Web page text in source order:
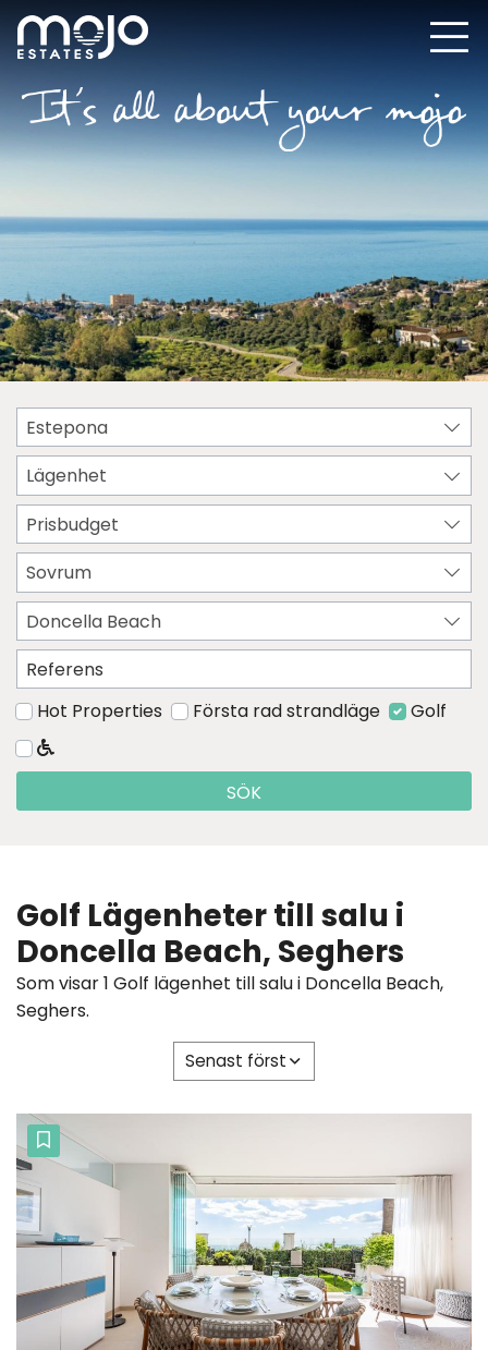
Estepona
Lägenhet
Prisbudget
Sovrum
Doncella Beach
Hot Properties Första rad strandläge Golf
SÖK
Golf Lägenheter till salu i
Doncella Beach, Seghers
Som visar 1 Golf lägenhet till salu i Doncella Beach,
Seghers.
Senast först